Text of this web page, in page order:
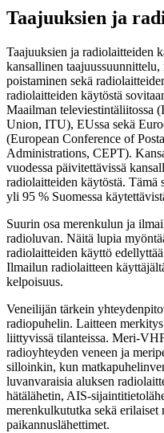
Taajuuksien ja
Taajuuksien ja radiolaitteiden
kansallinen
poistaminen sekä
radiolaitteiden käytöstä
Maailman televiestintäliitossa
Union, ITU), EUssa sekä
(European Conference of
Administrations, CEPT).
vuodessa päivitettävissä
radiolaitteiden käytöstä. Tämä
yli 95 % Suomessa
Suurin osa merenkulun ja
radioluvan. Näitä lupia
radiolaitteiden käyttö
Ilmailun radiolaitteen
kelpoisuus.
Veneilijän tärkein
radiopuhelin. Laitteen
liittyvissä tilanteissa. Meri-
radioyhteyden veneen ja
silloinkin, kun
luvanvaraisia aluksen
hätälähetin, AIS-
merenkulkututka sekä
paikannuslähettimet.